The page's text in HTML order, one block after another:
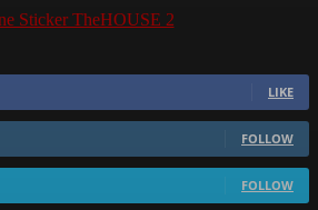
LIKE
FOLLOW
FOLLOW